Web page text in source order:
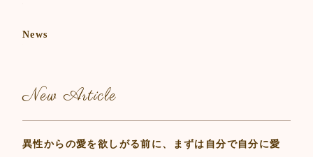
News
New Article
異性からの愛を欲しがる前に、まずは自分で自分に愛